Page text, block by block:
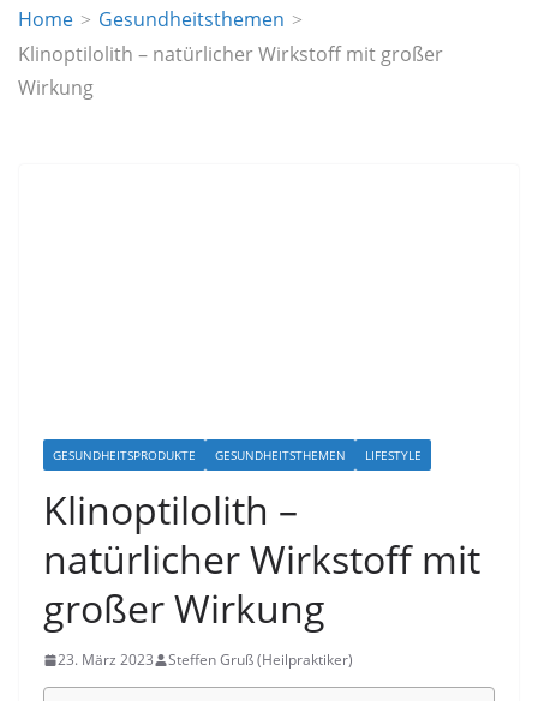
Home
Gesundheitsthemen
Klinoptilolith – natürlicher Wirkstoff mit großer
Wirkung
GESUNDHEITSPRODUKTE GESUNDHEITSTHEMEN LIFESTYLE
Klinoptilolith –
natürlicher Wirkstoff mit
großer Wirkung
23. März 2023 Steffen Gruß (Heilpraktiker)